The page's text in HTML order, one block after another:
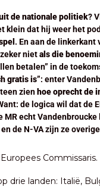
de nationale politiek?
klein dat hij weer het
. En aan de
niet als die
betalen” in de
gratis is”: enter
zien hoe oprecht de
de logica wil dat de
echt
de N-VA zijn ze
Commissaris.
drie landen: Italië,